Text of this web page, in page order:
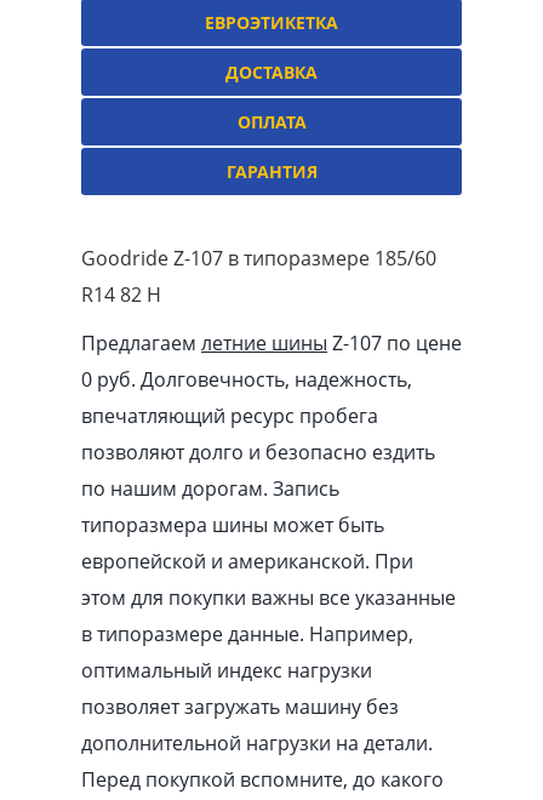
ЕВРОЭТИКЕТКА
ДОСТАВКА
ОПЛАТА
ГАРАНТИЯ
Goodride Z-107 в типоразмере 185/60
R14 82 H
Предлагаем летние шины Z-107 по цене
0 руб. Долговечность, надежность,
впечатляющий ресурс пробега
позволяют долго и безопасно ездить
по нашим дорогам. Запись
типоразмера шины может быть
европейской и американской. При
этом для покупки важны все указанные
в типоразмере данные. Например,
оптимальный индекс нагрузки
позволяет загружать машину без
дополнительной нагрузки на детали.
Перед покупкой вспомните, до какого